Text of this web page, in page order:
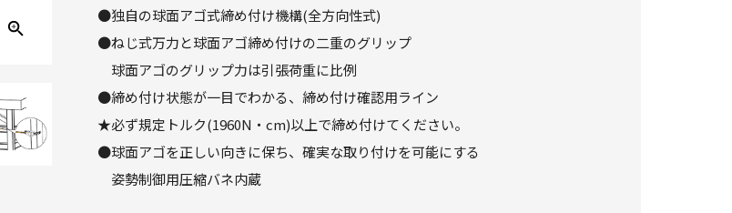
●独自の球面アゴ式締め付け機構(全方向性式)
●ねじ式万力と球面アゴ締め付けの二重のグリップ
球面アゴのグリップ力は引張荷重に比例
●締め付け状態が一目でわかる、締め付け確認用ライン
★必ず規定トルク(1960N・cm)以上で締め付けてください。
●球面アゴを正しい向きに保ち、確実な取り付けを可能にする
姿勢制御用圧縮バネ内蔵